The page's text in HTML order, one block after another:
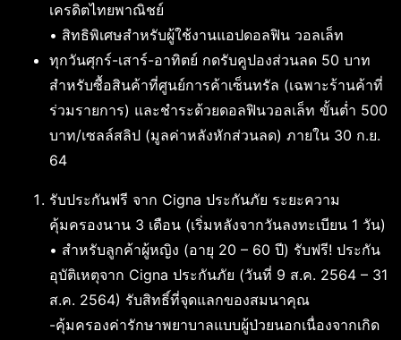
เครดิตไทยพาณิชย์
• สิทธิพิเศษสำหรับผู้ใช้งานแอปดอลฟิน วอลเล็ท
ทุกวันศุกร์-เสาร์-อาทิตย์ กดรับคูปองส่วนลด 50 บาท
สำหรับซื้อสินค้าที่ศูนย์การค้าเซ็นทรัล (เฉพาะร้านค้าที่
ร่วมรายการ) และชำระด้วยดอลฟินวอลเล็ท ขั้นต่ำ 500
บาท/เซลล์สลิป (มูลค่าหลังหักส่วนลด) ภายใน 30 ก.ย.
64
รับประกันฟรี จาก Cigna ประกันภัย ระยะความ
คุ้มครองนาน 3 เดือน (เริ่มหลังจากวันลงทะเบียน 1 วัน)
• สำหรับลูกค้าผู้หญิง (อายุ 20 – 60 ปี) รับฟรี! ประกัน
อุบัติเหตุจาก Cigna ประกันภัย (วันที่ 9 ส.ค. 2564 – 31
ส.ค. 2564) รับสิทธิ์ที่จุดแลกของสมนาคุณ
-​คุ้มครองค่ารักษาพยาบาลแบบผู้ป่วยนอกเนื่องจากเกิด